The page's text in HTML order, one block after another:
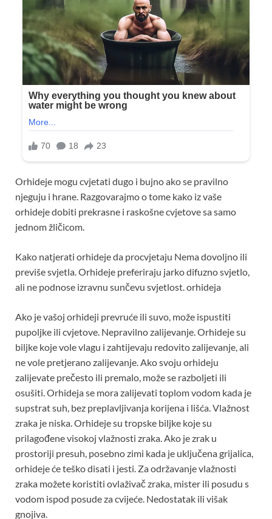
Orhideje mogu cvjetati dugo i bujno ako se pravilno
njeguju i hrane. Razgovarajmo o tome kako iz vaše
orhideje dobiti prekrasne i raskošne cvjetove sa samo
jednom žličicom.
Kako natjerati orhideje da procvjetaju Nema dovoljno ili
previše svjetla. Orhideje preferiraju jarko difuzno svjetlo,
ali ne podnose izravnu sunčevu svjetlost. orhideja
Ako je vašoj orhideji prevruće ili suvo, može ispustiti
pupoljke ili cvjetove. Nepravilno zalijevanje. Orhideje su
biljke koje vole vlagu i zahtijevaju redovito zalijevanje, ali
ne vole pretjerano zalijevanje. Ako svoju orhideju
zalijevate prečesto ili premalo, može se razboljeti ili
osušiti. Orhideja se mora zalijevati toplom vodom kada je
supstrat suh, bez preplavljivanja korijena i lišća. Vlažnost
zraka je niska. Orhideje su tropske biljke koje su
prilagođene visokoj vlažnosti zraka. Ako je zrak u
prostoriji presuh, posebno zimi kada je uključena grijalica,
orhideje će teško disati i jesti. Za održavanje vlažnosti
zraka možete koristiti ovlaživač zraka, mister ili posudu s
vodom ispod posude za cvijeće. Nedostatak ili višak
gnojiva.